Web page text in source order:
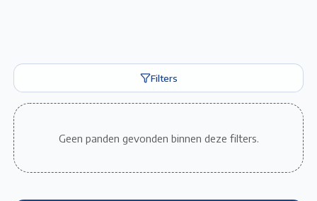
Filters
Geen panden gevonden binnen deze filters.